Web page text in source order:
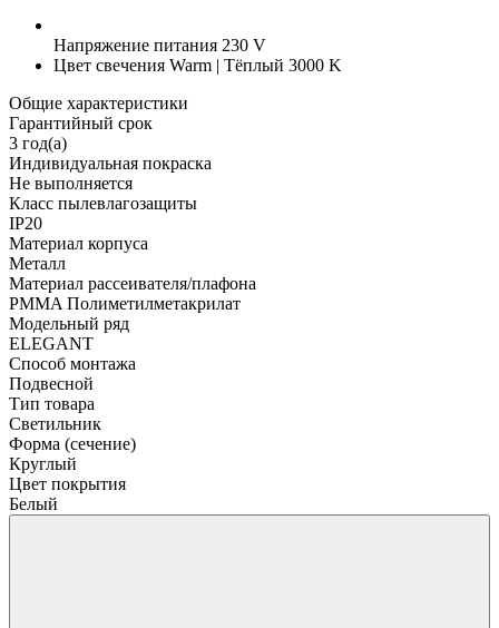
Напряжение питания 230 V
Цвет свечения Warm | Тёплый 3000 K
Общие характеристики
Гарантийный срок
3 год(а)
Индивидуальная покраска
Не выполняется
Класс пылевлагозащиты
IP20
Материал корпуса
Металл
Материал рассеивателя/плафона
PMMA Полиметилметакрилат
Модельный ряд
ELEGANT
Способ монтажа
Подвесной
Тип товара
Светильник
Форма (сечение)
Круглый
Цвет покрытия
Белый